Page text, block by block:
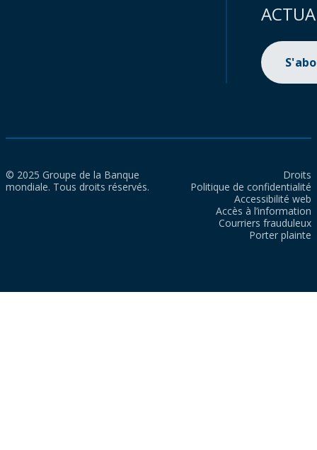
© 2025 Groupe de la Banque
mondiale. Tous droits réservés.
Droits
Politique de confidentialité
Accessibilité web
Accès à l’information
Courriers frauduleux
Porter plainte